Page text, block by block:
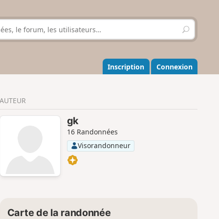
R
e
h
e
r
r
Inscription Connexion
AUTEUR
gk
16 Randonnées
Visorandonneur
Carte de la randonnée